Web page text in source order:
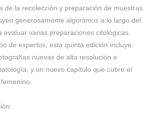
de la recolección y preparación de muestras.
generosamente algoritmos a lo largo del
evaluar varias preparaciones citológicas.
de expertos, esta quinta edición incluye
nuevas de alta resolución e
y un nuevo capítulo que cubre el